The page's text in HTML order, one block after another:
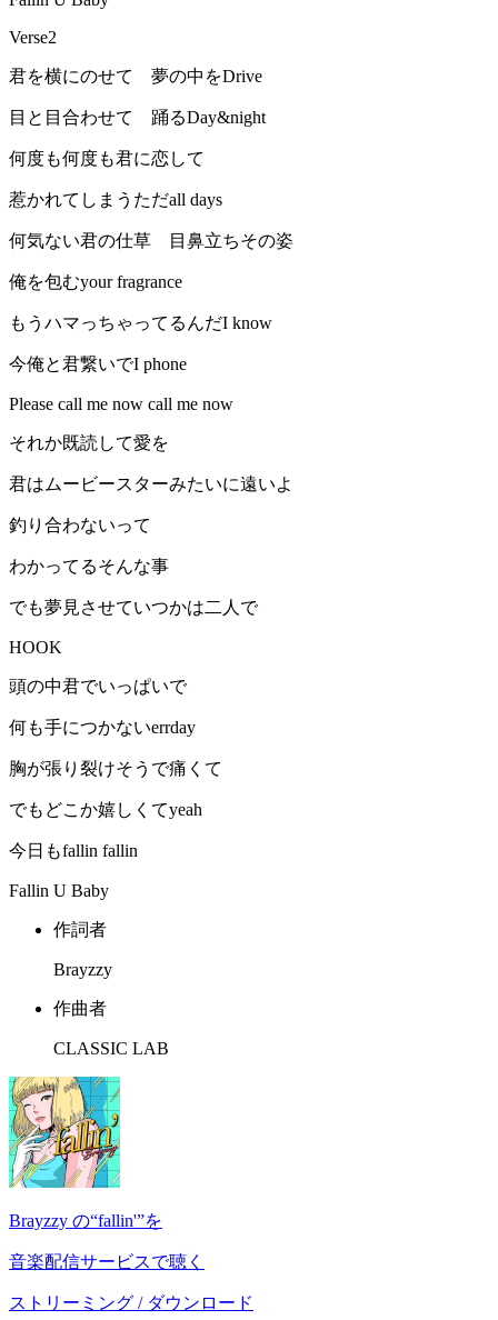
Verse2
君を横にのせて 夢の中をDrive
目と目合わせて 踊るDay&night
何度も何度も君に恋して
惹かれてしまうただall days
何気ない君の仕草 目鼻立ちその姿
俺を包むyour fragrance
もうハマっちゃってるんだI know
今俺と君繋いでI phone
Please call me now call me now
それか既読して愛を
君はムービースターみたいに遠いよ
釣り合わないって
わかってるそんな事
でも夢見させていつかは二人で
HOOK
頭の中君でいっぱいで
何も手につかないerrday
胸が張り裂けそうで痛くて
でもどこか嬉しくてyeah
今日もfallin fallin
Fallin U Baby
作詞者
Brayzzy
作曲者
CLASSIC LAB
Brayzzy の“fallin'”を
音楽配信サービスで聴く
ストリーミング / ダウンロード